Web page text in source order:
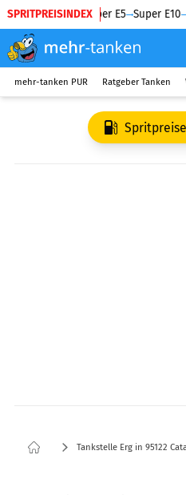
SPRITPREISINDEX
Diesel Super E5 Super E10
mehr-tanken PUR Ratgeber Tanken
Tankstelle Erg in 95122